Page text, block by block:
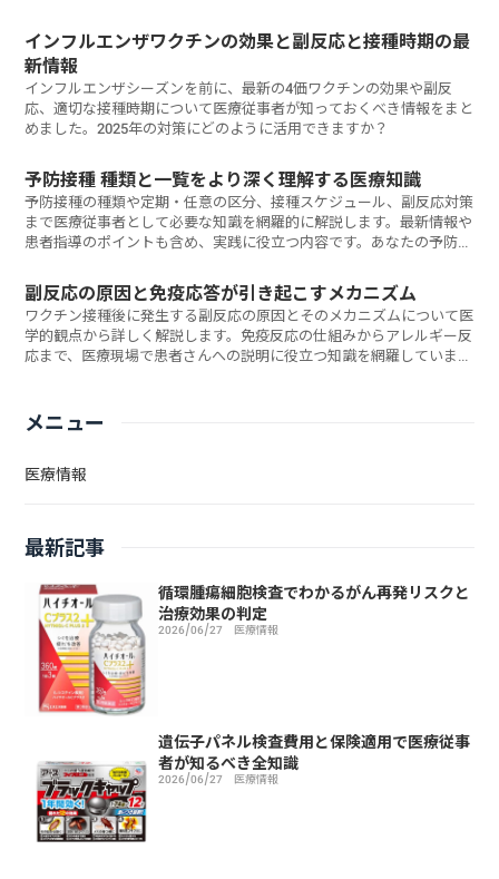
インフルエンザワクチンの効果と副反応と接種時期の最
新情報
インフルエンザシーズンを前に、最新の4価ワクチンの効果や副反
応、適切な接種時期について医療従事者が知っておくべき情報をまと
めました。2025年の対策にどのように活用できますか？
予防接種 種類と一覧をより深く理解する医療知識
予防接種の種類や定期・任意の区分、接種スケジュール、副反応対策
まで医療従事者として必要な知識を網羅的に解説します。最新情報や
患者指導のポイントも含め、実践に役立つ内容です。あなたの予防接
副反応の原因と免疫応答が引き起こすメカニズム
ワクチン接種後に発生する副反応の原因とそのメカニズムについて医
学的観点から詳しく解説します。免疫反応の仕組みからアレルギー反
応まで、医療現場で患者さんへの説明に役立つ知識を網羅していま
メニュー
医療情報
最新記事
循環腫瘍細胞検査でわかるがん再発リスクと
治療効果の判定
2026/06/27 医療情報
遺伝子パネル検査費用と保険適用で医療従事
者が知るべき全知識
2026/06/27 医療情報